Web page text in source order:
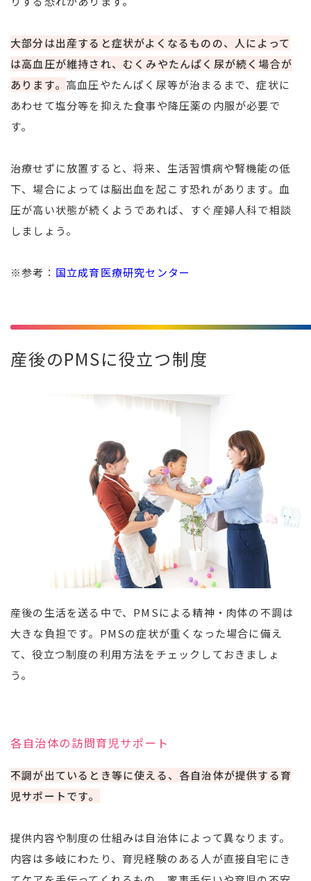
大部分は出産すると症状がよくなるものの、人によって
は高血圧が維持され、むくみやたんぱく尿が続く場合が
あります。 高血圧やたんぱく尿等が治まるまで、症状に
あわせて塩分等を抑えた食事や降圧薬の内服が必要で
す。
治療せずに放置すると、将来、生活習慣病や腎機能の低
下、場合によっては脳出血を起こす恐れがあります。血
圧が高い状態が続くようであれば、すぐ産婦人科で相談
しましょう。
※参考： 国立成育医療研究センター
産後のPMSに役立つ制度
産後の生活を送る中で、PMSによる精神・肉体の不調は
大きな負担です。PMSの症状が重くなった場合に備え
て、役立つ制度の利用方法をチェックしておきましょ
う。
各自治体の訪問育児サポート
不調が出ているとき等に使える、各自治体が提供する育
児サポートです。
提供内容や制度の仕組みは自治体によって異なります。
内容は多岐にわたり、育児経験のある人が直接自宅にき